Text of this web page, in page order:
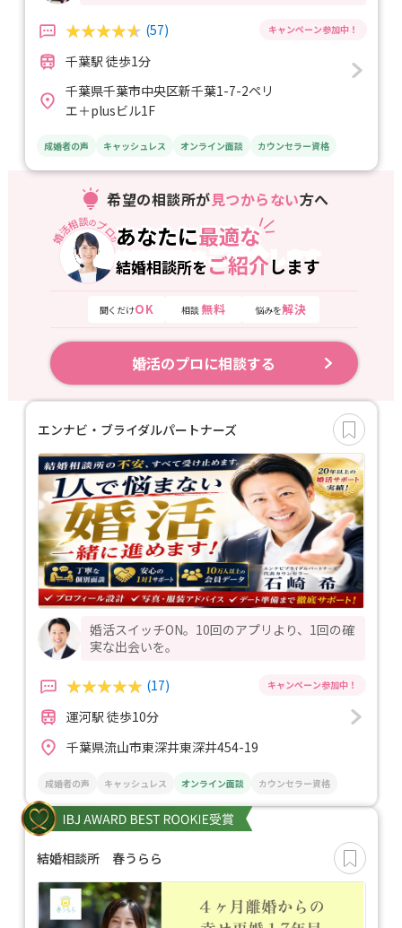
(57)
千葉駅 徒歩1分
千葉県千葉市中央区新千葉1-7-2ペリ
エ＋plusビル1F
成婚者の声 キャッシュレス オンライン面談 カウンセラー資格
希望の相談所が見つからない方へ
婚活相談のプロ
があなたに最適な
結婚相談所をご紹介します
あなたに最適な
結婚相談所をご紹介します
聞くだけOK 相談 無料 悩みを解決
婚活のプロに相談する
エンナビ・ブライダルパートナーズ
婚活スイッチON。10回のアプリより、1回の確
実な出会いを。
(17)
運河駅 徒歩10分
千葉県流山市東深井東深井454-19
成婚者の声 キャッシュレス オンライン面談 カウンセラー資格
結婚相談所 春うらら